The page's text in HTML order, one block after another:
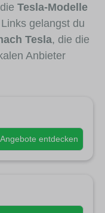
Tesla-Modelle
gelangst du
Tesla, die die
Anbieter
Angebote entdecken